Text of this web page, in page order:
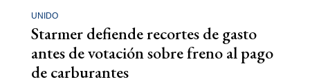
UNIDO
Starmer defiende recortes de gasto
antes de votación sobre freno al pago
de carburantes